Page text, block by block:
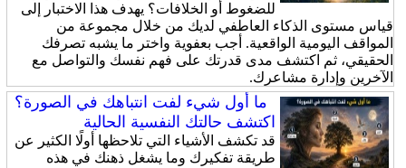
للضغوط أو الخلافات؟ يهدف هذا الاختبار إلى
قياس مستوى الذكاء العاطفي لديك من خلال مجموعة من
المواقف اليومية الواقعية. أجب بعفوية واختر ما يشبه تصرفك
الحقيقي، ثم اكتشف مدى قدرتك على فهم نفسك والتواصل مع
الآخرين وإدارة مشاعرك.
ما أول شيء لفت انتباهك في الصورة؟
اكتشف حالتك النفسية الحالية
قد تكشف الأشياء التي تلاحظها أولًا الكثير عن
طريقة تفكيرك وما يشغل ذهنك في هذه